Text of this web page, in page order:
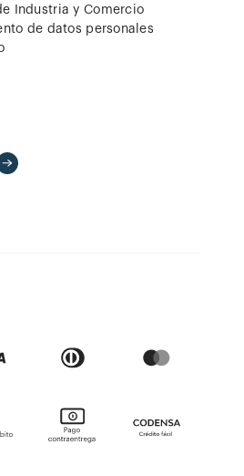
Industria y Comercio
de datos personales